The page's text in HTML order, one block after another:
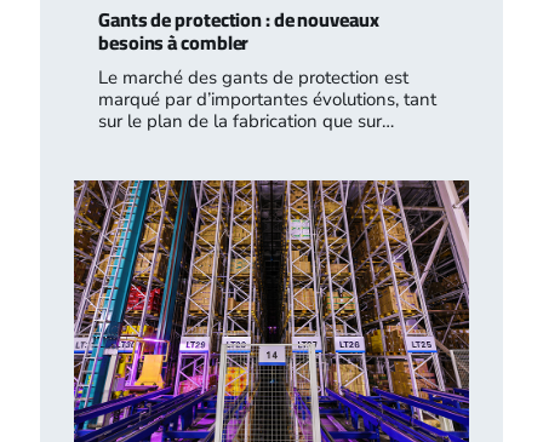
Gants de protection : de nouveaux
besoins à combler
Le marché des gants de protection est
marqué par d’importantes évolutions, tant
sur le plan de la fabrication que sur…